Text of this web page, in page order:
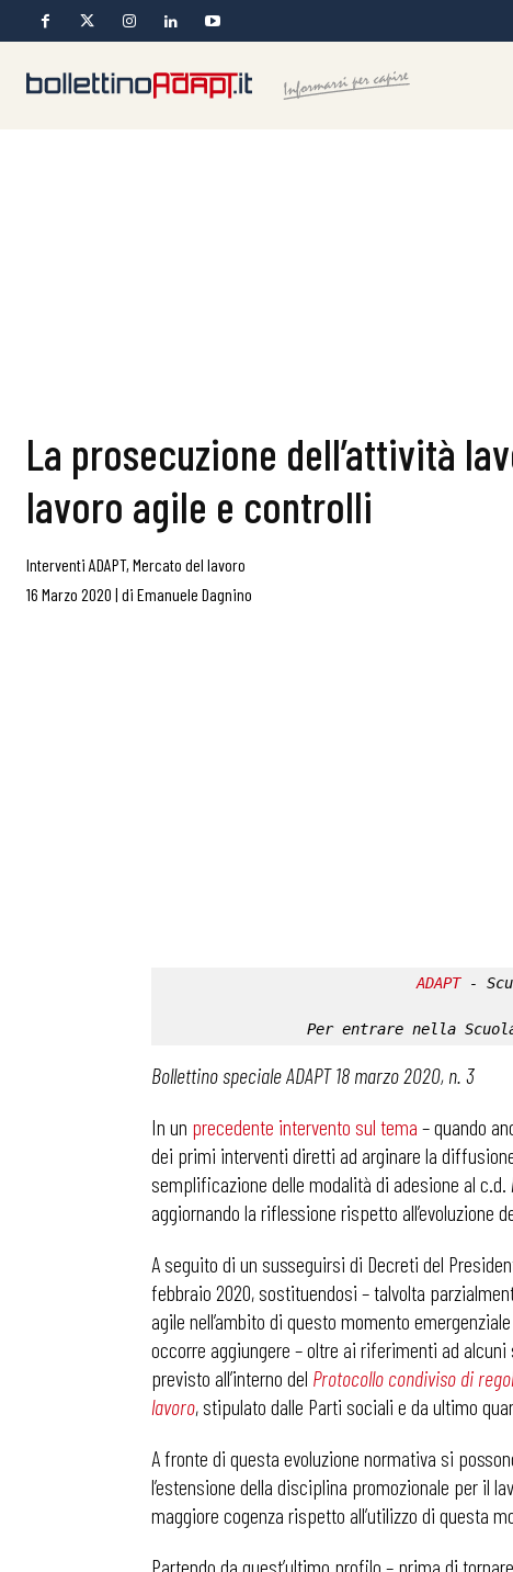
La prosecuzione dell’attività
lavoro agile e controlli
Interventi ADAPT, Mercato del lavoro
16 Marzo 2020 | di Emanuele Dagnino
ADAPT -
Per entrare nella
Bollettino speciale ADAPT 18 marzo 2020, n. 3
In un precedente intervento sul tema – quando
dei primi interventi diretti ad arginare la
semplificazione delle modalità di adesione al c.d.
aggiornando la riflessione rispetto
A seguito di un susseguirsi di Decreti del
febbraio 2020, sostituendosi – talvolta
agile nell’ambito di questo momento
occorre aggiungere – oltre ai riferimenti ad
previsto all’interno del Protocollo condiviso di
lavoro, stipulato dalle Parti sociali e da ultimo
A fronte di questa evoluzione normativa si
l’estensione della disciplina promozionale per il
maggiore cogenza rispetto all’utilizzo di questa
Partendo da quest’ultimo profilo – prima di